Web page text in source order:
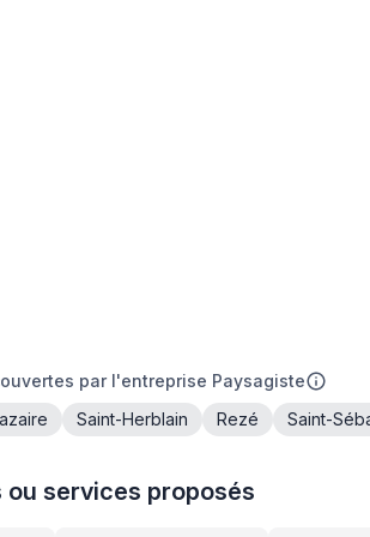
par l'entreprise Paysagiste
Saint-Herblain Rezé Saint-
ou services proposés